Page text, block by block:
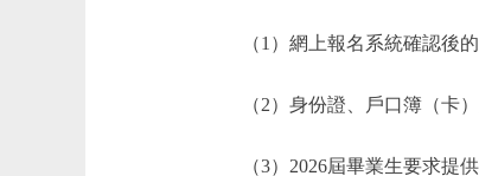
（1）網上報名系統確認後的
（2）身份證、戶口簿（卡）
（3）2026屆畢業生要求提供